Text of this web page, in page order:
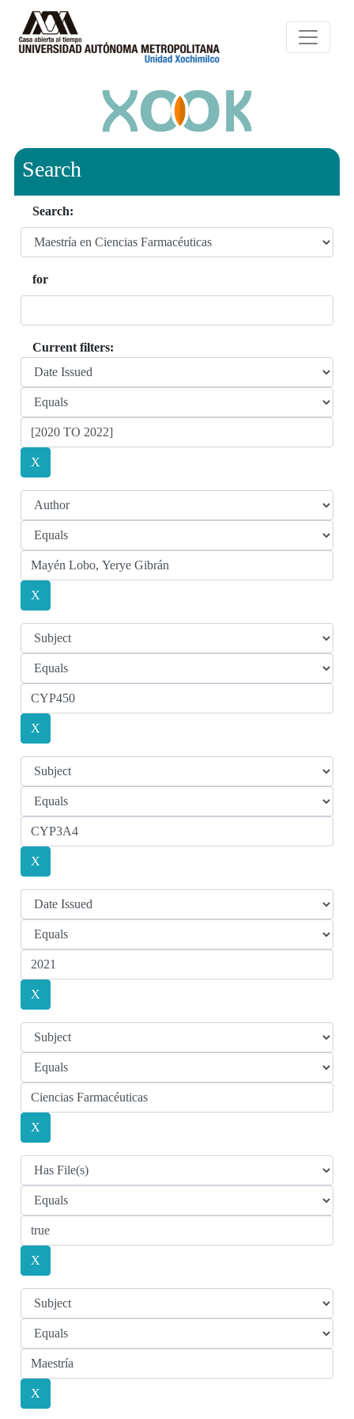
Search
Search:
for
Current filters: